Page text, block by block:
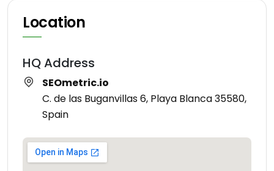
Location
HQ Address
SEOmetric.io
C. de las Buganvillas 6, Playa Blanca 35580,
Spain